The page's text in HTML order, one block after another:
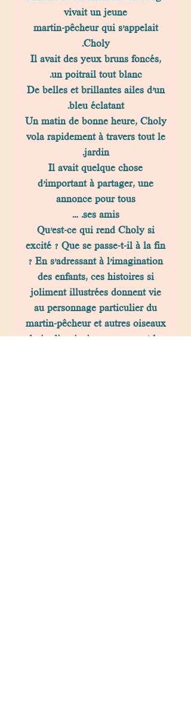
vivait un jeune
martin-pêcheur qui s'appelait
Choly.
Il avait des yeux bruns foncés,
un poitrail tout blanc.
De belles et brillantes ailes d’un
bleu éclatant.
Un matin de bonne heure, Choly
vola rapidement à travers tout le
jardin.
Il avait quelque chose
d’important à partager, une
annonce pour tous
ses amis. …
Qu’est-ce qui rend Choly si
excité ? Que se passe-t-il à la fin
? En s’adressant à l’imagination
des enfants, ces histoires si
joliment illustrées donnent vie
au personnage particulier du
martin-pêcheur et autres oiseaux
du jardin qinsi encourageant les